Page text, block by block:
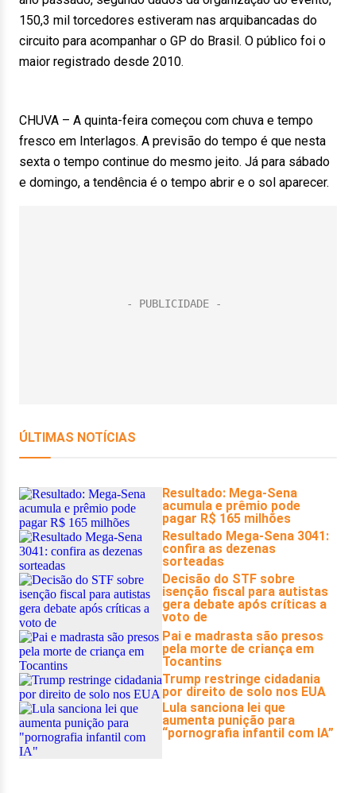
150,3 mil torcedores estiveram nas arquibancadas do
circuito para acompanhar o GP do Brasil. O público foi o
maior registrado desde 2010.
CHUVA – A quinta-feira começou com chuva e tempo
fresco em Interlagos. A previsão do tempo é que nesta
sexta o tempo continue do mesmo jeito. Já para sábado
e domingo, a tendência é o tempo abrir e o sol aparecer.